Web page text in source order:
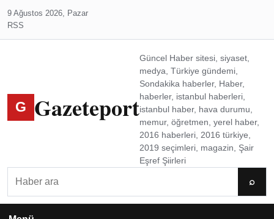
9 Ağustos 2026, Pazar
RSS
G Gazeteport
Güncel Haber sitesi, siyaset,
medya, Türkiye gündemi,
Sondakika haberler, Haber,
haberler, istanbul haberleri,
istanbul haber, hava durumu,
memur, öğretmen, yerel haber,
2016 haberleri, 2016 türkiye,
2019 seçimleri, magazin, Şair
Eşref Şiirleri
⌕